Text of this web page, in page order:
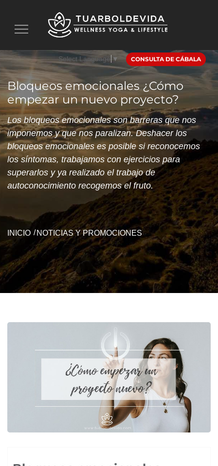
Toggle
navigation
CONSULTA DE CÁBALA
Select Language ▼
Bloqueos emocionales ¿Cómo
empezar un nuevo proyecto?
Los bloqueos emocionales son barreras que nos
imponemos y que nos paralizan. Deshacer los
bloqueos emocionales es posible si reconocemos
los síntomas, trabajamos con ejercicios para
superarlos y ya realizado el trabajo de
autoconocimiento recogemos el fruto.
INICIO NOTICIAS Y PROMOCIONES